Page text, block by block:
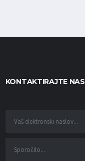
KONTAKTIRAJTE NAS